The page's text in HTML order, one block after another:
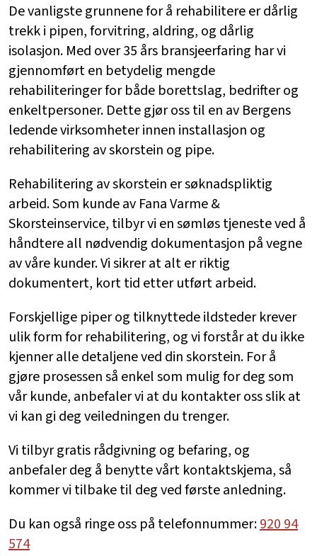
De vanligste grunnene for å rehabilitere er dårlig
trekk i pipen, forvitring, aldring, og dårlig
isolasjon. Med over 35 års bransjeerfaring har vi
gjennomført en betydelig mengde
rehabiliteringer for både borettslag, bedrifter og
enkeltpersoner. Dette gjør oss til en av Bergens
ledende virksomheter innen installasjon og
rehabilitering av skorstein og pipe.
Rehabilitering av skorstein er søknadspliktig
arbeid. Som kunde av Fana Varme &
Skorsteinservice, tilbyr vi en sømløs tjeneste ved å
håndtere all nødvendig dokumentasjon på vegne
av våre kunder. Vi sikrer at alt er riktig
dokumentert, kort tid etter utført arbeid.
Forskjellige piper og tilknyttede ildsteder krever
ulik form for rehabilitering, og vi forstår at du ikke
kjenner alle detaljene ved din skorstein. For å
gjøre prosessen så enkel som mulig for deg som
vår kunde, anbefaler vi at du kontakter oss slik at
vi kan gi deg veiledningen du trenger.
Vi tilbyr gratis rådgivning og befaring, og
anbefaler deg å benytte vårt kontaktskjema, så
kommer vi tilbake til deg ved første anledning.
Du kan også ringe oss på telefonnummer:920 94
574